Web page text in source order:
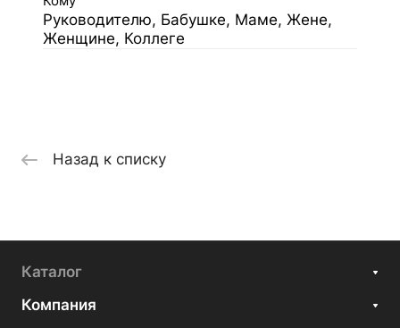
Руководителю, Бабушке, Маме, Жене,
Женщине, Коллеге
Назад к списку
Каталог
Компания